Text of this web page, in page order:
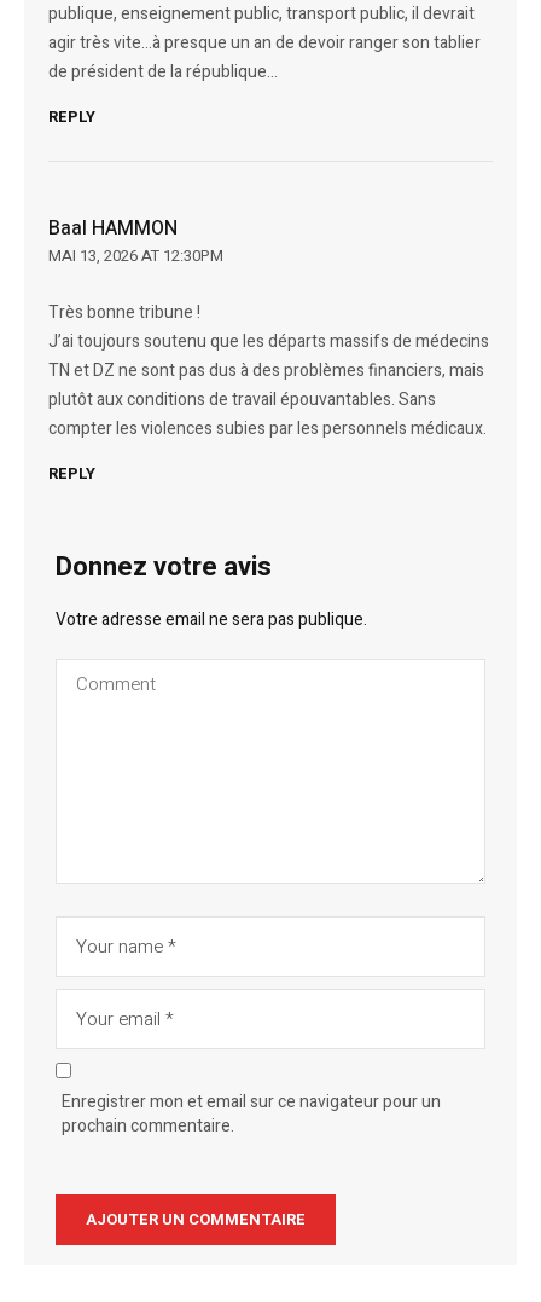
publique, enseignement public, transport public, il devrait
agir très vite…à presque un an de devoir ranger son tablier
de président de la république…
REPLY
Baal HAMMON
MAI 13, 2026 AT 12:30PM
Très bonne tribune !
J’ai toujours soutenu que les départs massifs de médecins
TN et DZ ne sont pas dus à des problèmes financiers, mais
plutôt aux conditions de travail épouvantables. Sans
compter les violences subies par les personnels médicaux.
REPLY
Donnez votre avis
Votre adresse email ne sera pas publique.
Enregistrer mon et email sur ce navigateur pour un
prochain commentaire.